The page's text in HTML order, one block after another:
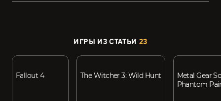
ИГРЫ ИЗ СТАТЬИ 23
Fallout 4 The Witcher 3: Wild Hunt
Metal Gear
Phantom